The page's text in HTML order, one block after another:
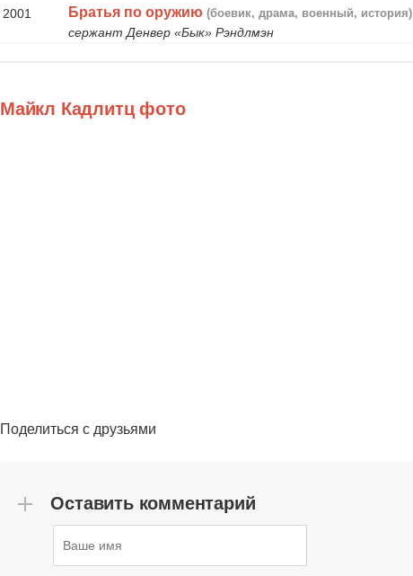
2001 Братья по оружию (боевик, драма, военный, история)
сержант Денвер «Бык» Рэндлмэн
Майкл Кадлитц фото
Поделиться с друзьями
Оставить комментарий